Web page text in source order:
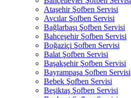
Ataşehir Şofben Servisi
Avcılar Şofben Servisi
Bağlarbaşı Şofben Servisi
Bahçeşehir Şofben Servisi
Boğaziçi Şofben Servisi
Balat Şofben Servisi
Başakşehir Şofben Servisi
Bayrampaşa Şofben Servisi
Bebek Şofben Servisi
Beşiktaş Şofben Servisi